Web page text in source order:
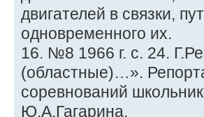
двигателей в связки,
одновременного их.
16. №8 1966 г. с. 24.
(областные)…».
соревнований
Ю.А.Гагарина.